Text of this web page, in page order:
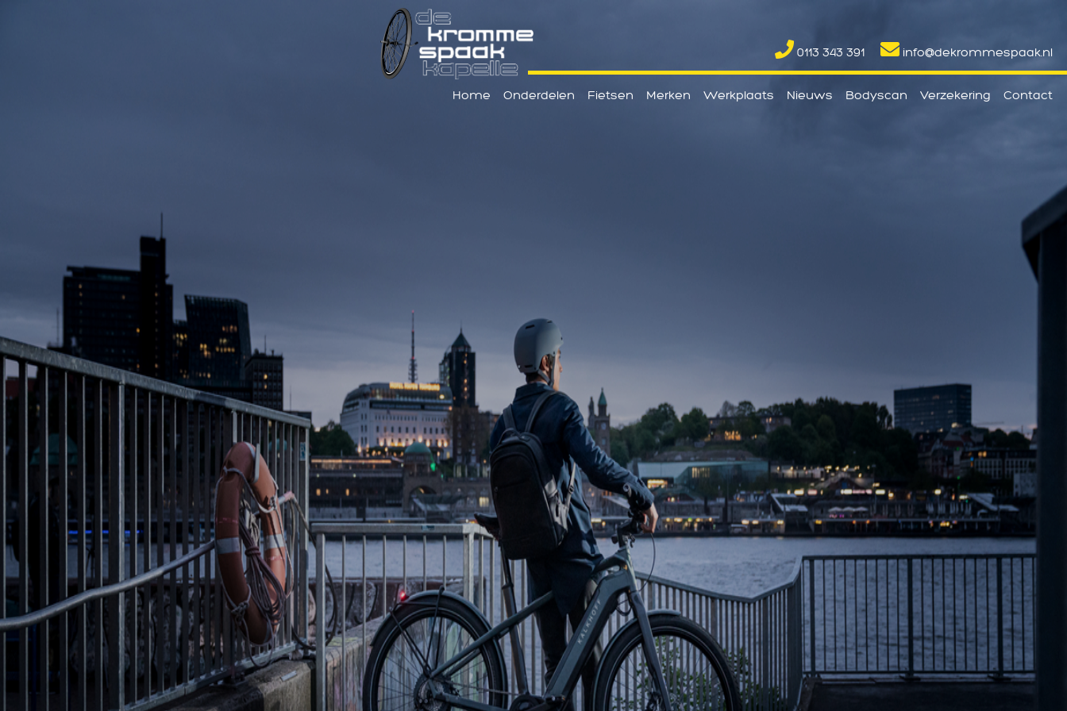
0113 343 391 info@dekrommespaak.nl
Home Onderdelen Fietsen Merken Werkplaats Nieuws Bodyscan Verzekering Contact